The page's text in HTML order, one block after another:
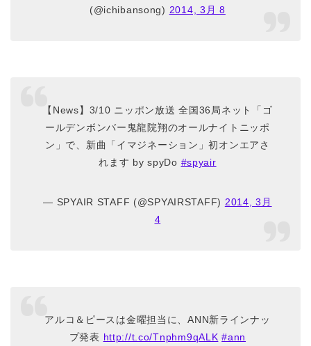
(@ichibansong) 2014, 3月 8
【News】3/10 ニッポン放送 全国36局ネット「ゴ
ールデンボンバー鬼龍院翔のオールナイトニッポ
ン」で、新曲「イマジネーション」初オンエアさ
れます by spyDo #spyair
— SPYAIR STAFF (@SPYAIRSTAFF) 2014, 3月
4
アルコ＆ピースは金曜担当に、ANN新ラインナッ
プ発表 http://t.co/Tnphm9qALK #ann